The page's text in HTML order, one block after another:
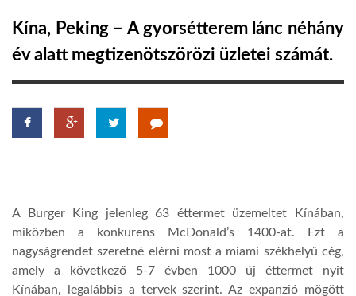
AUSZTRÁLIA
A VILÁG ITTHON
MÉDIA
GLOBOTV BP
HÍR3D
Kína, Peking – A gyorsétterem lánc néhány
év alatt megtizenötszörözi üzletei számát.
A Burger King jelenleg 63 éttermet üzemeltet Kínában,
miközben a konkurens McDonald’s 1400-at. Ezt a
nagyságrendet szeretné elérni most a miami székhelyű cég,
amely a következő 5-7 évben 1000 új éttermet nyit
Kínában, legalábbis a tervek szerint. Az expanzió mögött